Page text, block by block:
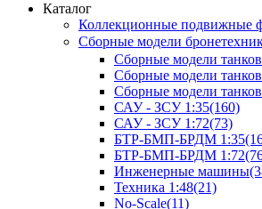
Каталог
Коллекционные подвижные
Сборные модели
Сборные модели
Сборные модели
Сборные модели
САУ - ЗСУ 1:35(160)
САУ - ЗСУ 1:72(73)
БТР-БМП-БРДМ 1:35
БТР-БМП-БРДМ 1:72
Инженерные машины
Техника 1:48(21)
No-Scale(11)